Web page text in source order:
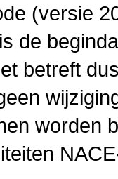
(versie
de
betreft
worden